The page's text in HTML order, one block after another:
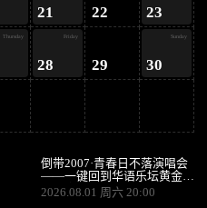
21 22 23
Thursday Friday
28 29
Sunday
30
倒带2007·青春日不落演唱会
——一键回到华语乐坛黄金年
代（南京站）
2026.08.01 周六 20:00